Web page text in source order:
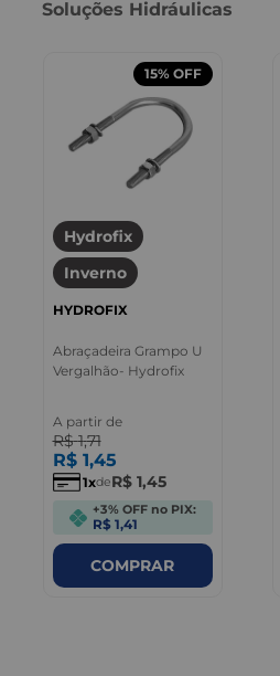
Soluções Hidráulicas
15% OFF
Hydrofix
Inverno
HYDROFIX
Abraçadeira Grampo U
Vergalhão- Hydrofix
A partir de
R$ 1,71
R$ 1,45
1 deR$ 1,45
+3% OFF no PIX:
R$ 1,41
COMPRAR